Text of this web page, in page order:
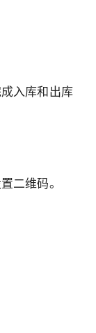
入库和出库
二维码。